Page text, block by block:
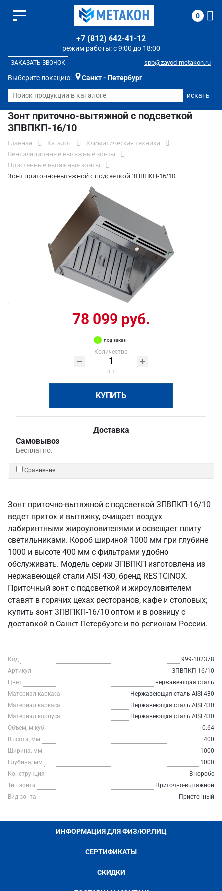
Выберите локацию: Санкт - Петербург
режим работы: с 9:00 до 18:00
+7 (812) 642-41-12
spb@zavod-metakon.ru
ЗАКАЗАТЬ ЗВОНОК
0
Зонт приточно-вытяжной с подсветкой
ЗПВПКП-16/10
Главная Каталог
Климатическая техника
Вентиляционные вытяжные зонты
Пристенные вытяжные зонты
Зонт приточно-вытяжной с подсветкой ЗПВПКП-16/10
78 099 руб.
под заказ
Количество
шт
КУПИТЬ
Доставка
Самовывоз
Бесплатно.
Сравнение
Зонт приточно-вытяжной с подсветкой ЗПВПКП-16/10
ведет приток и вытяжку, очищает воздух
лабиринтными жироуловителями и освещает плиту
светильниками. Короб шириной 1000 мм при глубине
1000 и высоте 400 мм с фильтрами удобно
обслуживать. Модель серии ЗПВПКП изготовлена из
нержавеющей стали AISI 430, бренд RESTOINOX.
Приточный зонт с подсветкой и жироуловителем
ставят в горячих цехах ресторанов, кафе и столовых;
купить зонт ЗПВПКП-16/10 оптом и в розницу с
доставкой в Санкт‑Петербурге и по регионам России.
Код
999-102378
Артикул
ЗПВПКП-16/10
Цвет
нержавеющая сталь
Материал каркаса
Нержавеющая сталь AISI 430
Материал каркаса
Нержавеющая сталь AISI 430
Материал корпуса
Нержавеющая сталь AISI 430
Объем, м.куб
0.64
Высота, мм
400
Ширина, мм
1000
Глубина, мм
1000
Конструкция
В коробе
Тип зонта
Приточно-вытяжной
Вид зонта
Пристенный
ИНФОРМАЦИЯ ДЛЯ ФИЗ/ЮР.ЛИЦ
СЕРТИФИКАТЫ
СКИДКИ